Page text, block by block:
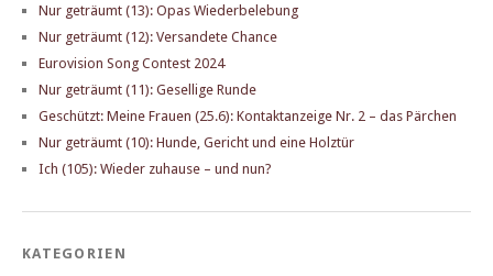
Nur geträumt (13): Opas Wiederbelebung
Nur geträumt (12): Versandete Chance
Eurovision Song Contest 2024
Nur geträumt (11): Gesellige Runde
Geschützt: Meine Frauen (25.6): Kontaktanzeige Nr. 2 – das Pärchen
Nur geträumt (10): Hunde, Gericht und eine Holztür
Ich (105): Wieder zuhause – und nun?
KATEGORIEN